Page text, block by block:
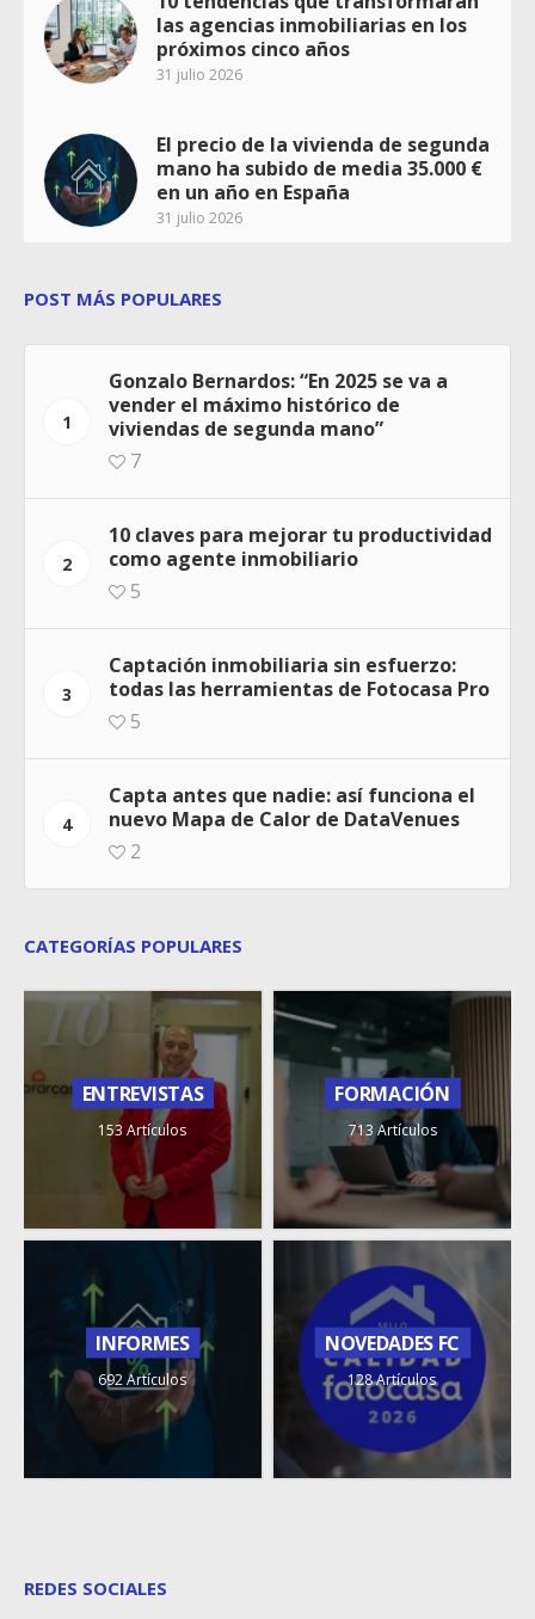
las agencias inmobiliarias en los
próximos cinco años
31 julio 2026
El precio de la vivienda de segunda
mano ha subido de media 35.000 €
en un año en España
31 julio 2026
POST MÁS POPULARES
1
Gonzalo Bernardos: “En 2025 se va a
vender el máximo histórico de
viviendas de segunda mano”
7
2
10 claves para mejorar tu productividad
como agente inmobiliario
5
3
Captación inmobiliaria sin esfuerzo:
todas las herramientas de Fotocasa Pro
5
4
Capta antes que nadie: así funciona el
nuevo Mapa de Calor de DataVenues
2
CATEGORÍAS POPULARES
ENTREVISTAS
153 Artículos
FORMACIÓN
713 Artículos
INFORMES
692 Artículos
NOVEDADES FC
128 Artículos
REDES SOCIALES